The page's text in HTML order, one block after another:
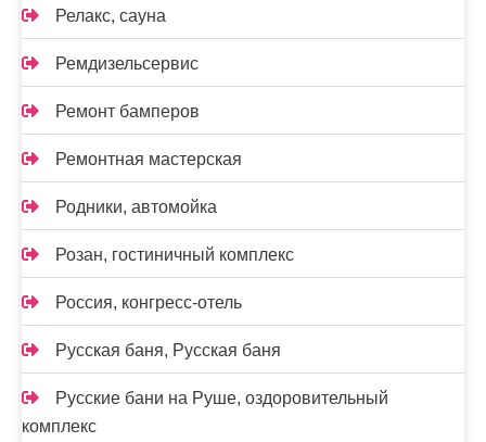
Релакс, сауна
Ремдизельсервис
Ремонт бамперов
Ремонтная мастерская
Родники, автомойка
Розан, гостиничный комплекс
Россия, конгресс-отель
Русская баня, Русская баня
Русские бани на Руше, оздоровительный
комплекс